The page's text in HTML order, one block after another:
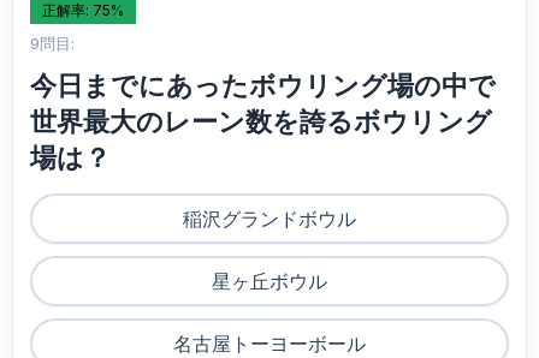
正解率: 75%
9問目:
今日までにあったボウリング場の中で
世界最大のレーン数を誇るボウリング
場は？
稲沢グランドボウル
星ヶ丘ボウル
名古屋トーヨーボール